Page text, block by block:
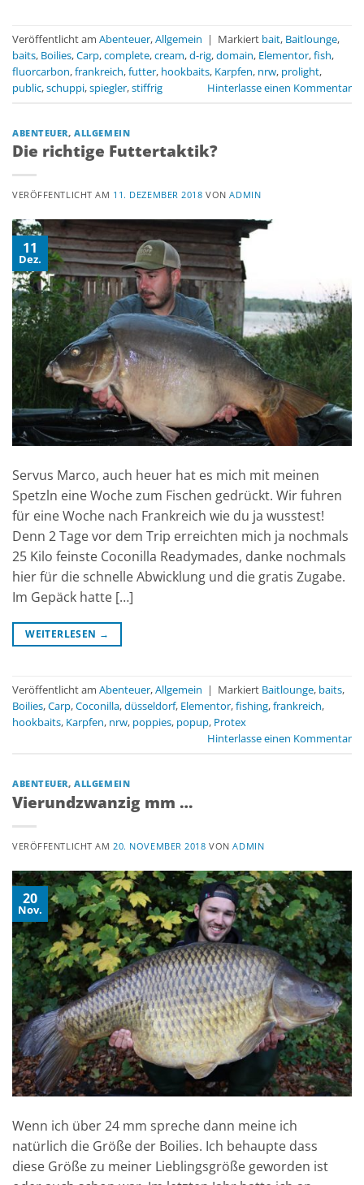
Veröffentlicht am Abenteuer,Allgemein | Markiert bait, Baitlounge,
baits, Boilies,Carp,complete,cream,d-rig,domain, Elementor,fish,
fluorcarbon,frankreich,futter, hookbaits, Karpfen, nrw, prolight,
public,schuppi,spiegler,stiffrig Hinterlasse einen Kommentar
ABENTEUER,ALLGEMEIN
Die richtige Futtertaktik?
VERÖFFENTLICHT AM 11. DEZEMBER 2018 VONADMIN
11
Dez.
Servus Marco, auch heuer hat es mich mit meinen
Spetzln eine Woche zum Fischen gedrückt. Wir fuhren
für eine Woche nach Frankreich wie du ja wusstest!
Denn 2 Tage vor dem Trip erreichten mich ja nochmals
25 Kilo feinste Coconilla Readymades, danke nochmals
hier für die schnelle Abwicklung und die gratis Zugabe.
Im Gepäck hatte […]
WEITERLESEN →
Veröffentlicht am Abenteuer,Allgemein | Markiert Baitlounge, baits,
Boilies,Carp,Coconilla,düsseldorf, Elementor,fishing,frankreich,
hookbaits, Karpfen, nrw, poppies, popup, Protex
Hinterlasse einen Kommentar
ABENTEUER,ALLGEMEIN
Vierundzwanzig mm …
VERÖFFENTLICHT AM 20. NOVEMBER 2018 VONADMIN
20
Nov.
Wenn ich über 24 mm spreche dann meine ich
natürlich die Größe der Boilies. Ich behaupte dass
diese Größe zu meiner Lieblingsgröße geworden ist